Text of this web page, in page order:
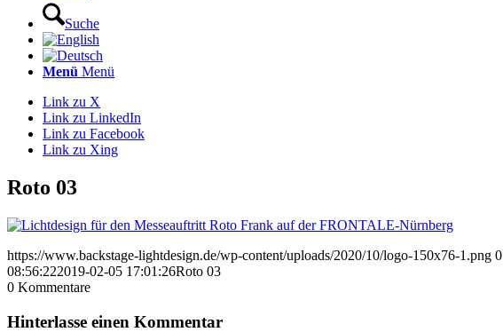
Suche
Menü Menü
Link zu X
Link zu LinkedIn
Link zu Facebook
Link zu Xing
Roto 03
https://www.backstage-lightdesign.de/wp-content/uploads/2020/10/logo-150x76-1.png 0
08:56:222019-02-05 17:01:26Roto 03
0 Kommentare
Hinterlasse einen Kommentar